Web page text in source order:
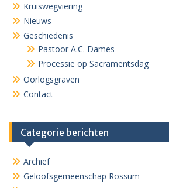
Kruiswegviering
Nieuws
Geschiedenis
Pastoor A.C. Dames
Processie op Sacramentsdag
Oorlogsgraven
Contact
Categorie berichten
Archief
Geloofsgemeenschap Rossum